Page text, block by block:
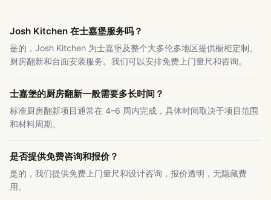
Josh Kitchen 在士嘉堡服务吗？
是的，Josh Kitchen 为士嘉堡及整个大多伦多地区提供橱柜定制、
厨房翻新和台面安装服务。我们可以安排免费上门量尺和咨询。
士嘉堡的厨房翻新一般需要多长时间？
标准厨房翻新项目通常在 4–6 周内完成，具体时间取决于项目范围
和材料周期。
是否提供免费咨询和报价？
是的，我们提供免费上门量尺和设计咨询，报价透明，无隐藏费
用。